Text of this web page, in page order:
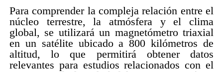
Para comprender la compleja relación entre el
núcleo terrestre, la atmósfera y el clima
global, se utilizará un magnetómetro triaxial
en un satélite ubicado a 800 kilómetros de
altitud, lo que permitirá obtener datos
relevantes para estudios relacionados con el